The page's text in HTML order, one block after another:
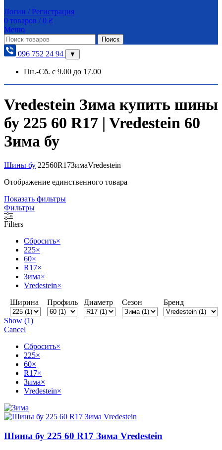
Логин / Регистрация
0 товаров / 0 ₴
Меню
Поиск
096 752 24 94 ▼
Пн.-Сб. с 9.00 до 17.00
Vredestein Зима купить шины
бу 225 60 R17 | Vredestein 60
Зима бу
Шины бу 22560R17ЗимаVredestein
Отображение единственного товара
Показать фильтры
Фильтры
Filters
Сбросить×
225×
60×
R17×
Зима×
Vredestein×
Ширина
Профиль Диаметр Сезон Бренд
Show (1)
Cancel
Сбросить×
225×
60×
R17×
Зима×
Vredestein×
Шины бу 225 60 R17 Зима Vredestein